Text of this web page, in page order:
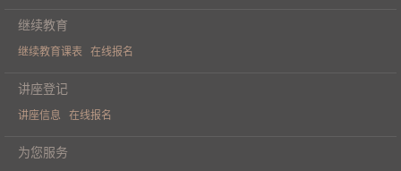
民法典普法培训（三）
6286人次观看
《人工智能重构财务价值》学术论坛
继续教育
继续教育课表 在线报名
讲座登记
讲座信息 在线报名
为您服务